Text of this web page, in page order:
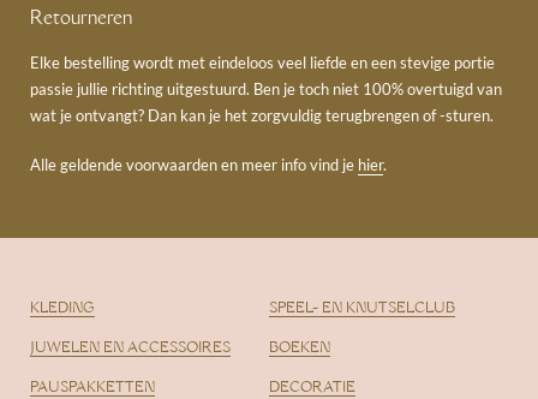
Retourneren
Elke bestelling wordt met eindeloos veel liefde en een stevige portie
passie jullie richting uitgestuurd. Ben je toch niet 100% overtuigd van
wat je ontvangt? Dan kan je het zorgvuldig terugbrengen of -sturen.
Alle geldende voorwaarden en meer info vind je hier.
KLEDING
JUWELEN EN ACCESSOIRES
PAUSPAKKETTEN
SPEEL- EN KNUTSELCLUB
BOEKEN
DECORATIE